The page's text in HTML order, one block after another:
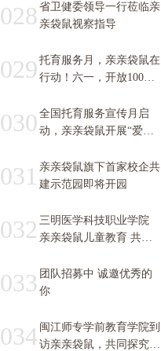
028 省卫健委领导一行莅临亲
亲袋鼠视察指导
029 托育服务月，亲亲袋鼠在
行动！六一，开放100个
030 全国托育服务宣传月启
动，亲亲袋鼠开展“爱心
031 亲亲袋鼠旗下首家校企共
建示范园即将开园
032 三明医学科技职业学院
亲亲袋鼠儿童教育 共建
033 团队招募中 诚邀优秀的
你
034 闽江师专学前教育学院到
访亲亲袋鼠，共同探究早